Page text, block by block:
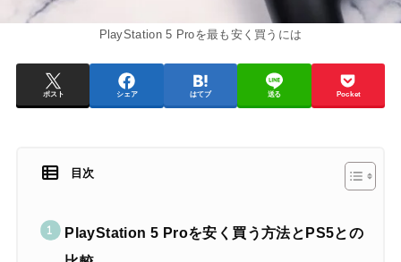
PlayStation 5 Proを最も安く買うには
ポスト シェア はてブ 送る Pocket
目次
PlayStation 5 Proを安く買う方法とPS5との